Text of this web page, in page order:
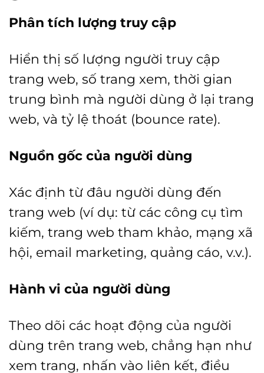
Phân tích lượng truy cập
Hiển thị số lượng người truy cập
trang web, số trang xem, thời gian
trung bình mà người dùng ở lại trang
web, và tỷ lệ thoát (bounce rate).
Nguồn gốc của người dùng
Xác định từ đâu người dùng đến
trang web (ví dụ: từ các công cụ tìm
kiếm, trang web tham khảo, mạng xã
hội, email marketing, quảng cáo, v.v.).
Hành vi của người dùng
Theo dõi các hoạt động của người
dùng trên trang web, chẳng hạn như
xem trang, nhấn vào liên kết, điều